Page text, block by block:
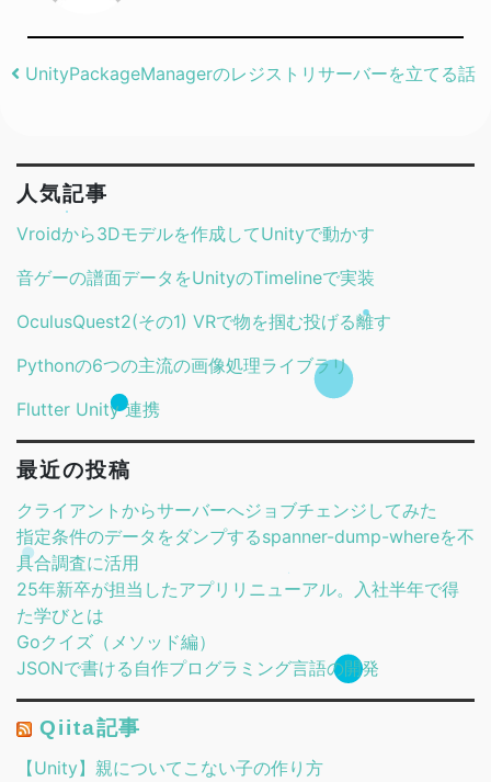
Post navigation
UnityPackageManagerのレジストリサーバーを立てる話
人気記事
Vroidから3Dモデルを作成してUnityで動かす
音ゲーの譜面データをUnityのTimelineで実装
OculusQuest2(その1) VRで物を掴む投げる離す
Pythonの6つの主流の画像処理ライブラリ
Flutter Unity 連携
最近の投稿
クライアントからサーバーへジョブチェンジしてみた
指定条件のデータをダンプするspanner-dump-whereを不
具合調査に活用
25年新卒が担当したアプリリニューアル。入社半年で得
た学びとは
Goクイズ（メソッド編）
JSONで書ける自作プログラミング言語の開発
Qiita記事
【Unity】親についてこない子の作り方